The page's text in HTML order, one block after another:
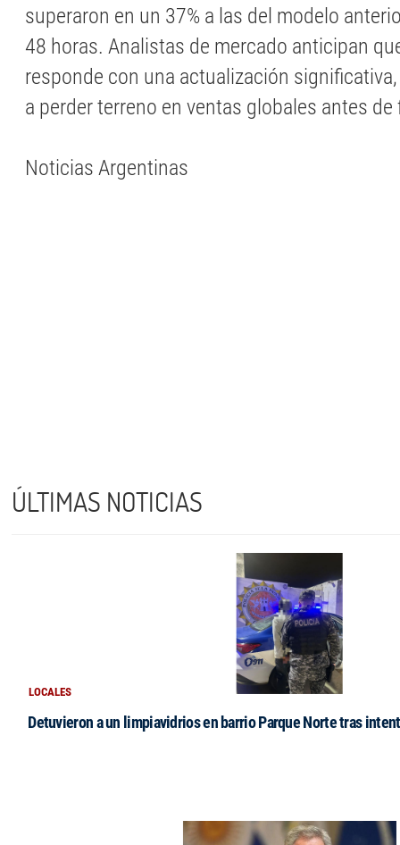
superaron en un 37% a las del modelo
48 horas. Analistas de mercado anticipan
responde con una actualización
a perder terreno en ventas globales antes de
Noticias Argentinas
ÚLTIMAS NOTICIAS
LOCALES
Detuvieron a un limpiavidrios en barrio Parque Norte tras